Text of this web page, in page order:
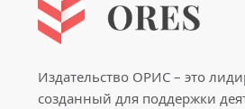
Издательство ОРИС – это
созданный для поддержки